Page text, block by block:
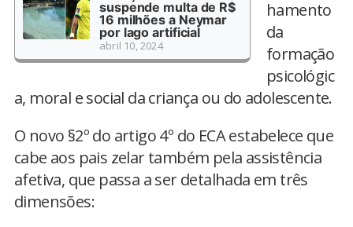
suspende multa de R$
16 milhões a Neymar
por lago artificial
abril 10, 2024
hamento
da
formação
psicológic
a, moral e social da criança ou do adolescente.
O novo §2º do artigo 4º do ECA estabelece que
cabe aos pais zelar também pela assistência
afetiva, que passa a ser detalhada em três
dimensões: